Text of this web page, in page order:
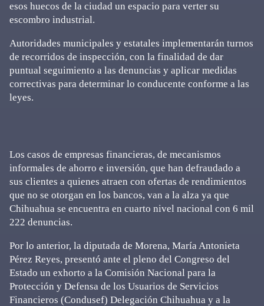
esos huecos de la ciudad un espacio para verter su
escombro industrial.
Autoridades municipales y estatales implementarán turnos
de recorridos de inspección, con la finalidad de dar
puntual seguimiento a las denuncias y aplicar medidas
correctivas para determinar lo conducente conforme a las
leyes.
Los casos de empresas financieras, de mecanismos
informales de ahorro e inversión, que han defraudado a
sus clientes a quienes atraen con ofertas de rendimientos
que no se otorgan en los bancos, van a la alza ya que
Chihuahua se encuentra en cuarto nivel nacional con 6 mil
222 denuncias.
Por lo anterior, la diputada de Morena, María Antonieta
Pérez Reyes, presentó ante el pleno del Congreso del
Estado un exhorto a la Comisión Nacional para la
Protección y Defensa de los Usuarios de Servicios
Financieros (Condusef) Delegación Chihuahua y a la